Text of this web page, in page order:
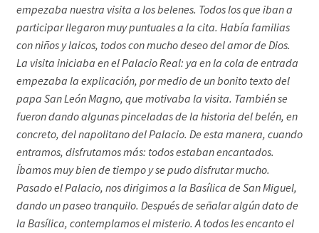
empezaba nuestra visita a los belenes. Todos los que iban a
participar llegaron muy puntuales a la cita. Había familias
con niños y laicos, todos con mucho deseo del amor de Dios.
La visita iniciaba en el Palacio Real: ya en la cola de entrada
empezaba la explicación, por medio de un bonito texto del
papa San León Magno, que motivaba la visita. También se
fueron dando algunas pinceladas de la historia del belén, en
concreto, del napolitano del Palacio. De esta manera, cuando
entramos, disfrutamos más: todos estaban encantados.
Íbamos muy bien de tiempo y se pudo disfrutar mucho.
Pasado el Palacio, nos dirigimos a la Basílica de San Miguel,
dando un paseo tranquilo. Después de señalar algún dato de
la Basílica, contemplamos el misterio. A todos les encanto el